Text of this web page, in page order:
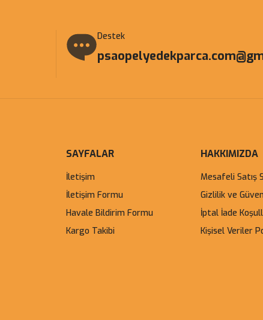
Destek
SAYFALAR
İletişim
İletişim Formu
Havale Bildirim Formu
Kargo Takibi
HAKKIMIZDA
Mesafeli Satış
Gizlilik ve
İptal İade
Kişisel Veriler